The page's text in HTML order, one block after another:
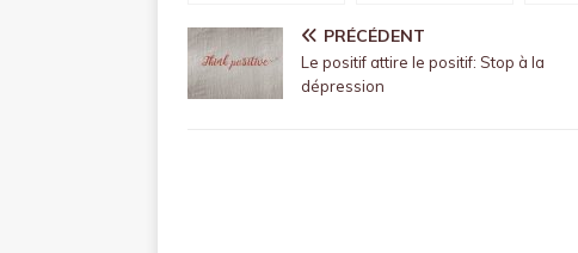
la plante
bouillon blanc
musculation
Primary Strenght
pendant vos
séances
PRÉCÉDENT
Le positif attire le positif: Stop à la
dépression